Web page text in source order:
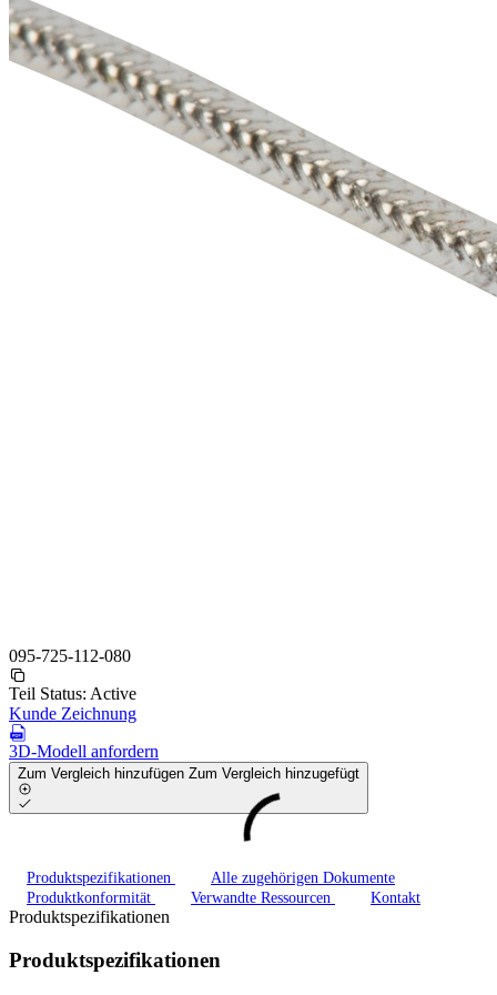
095-725-112-080
Teil Status: Active
Kunde Zeichnung
3D-Modell anfordern
Zum Vergleich hinzufügen Zum Vergleich hinzugefügt
Produktspezifikationen
Alle zugehörigen Dokumente
Produktkonformität
Verwandte Ressourcen Kontakt
Produktspezifikationen
Produktspezifikationen